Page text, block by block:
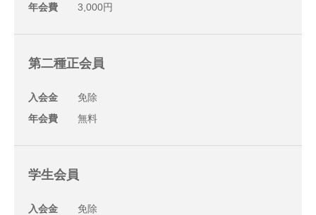
年会費
3,000円
第二種正会員
入会金
免除
年会費
無料
学生会員
入会金
免除